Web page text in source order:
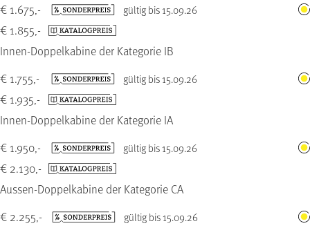
Innen-Doppelkabine der Kategorie IB
€ 1.675,- gültig bis 15.09.26
€ 1.855,-
Innen-Doppelkabine der Kategorie IA
€ 1.755,- gültig bis 15.09.26
€ 1.935,-
Aussen-Doppelkabine der Kategorie CA
€ 1.950,- gültig bis 15.09.26
€ 2.130,-
€ 2.255,- gültig bis 15.09.26